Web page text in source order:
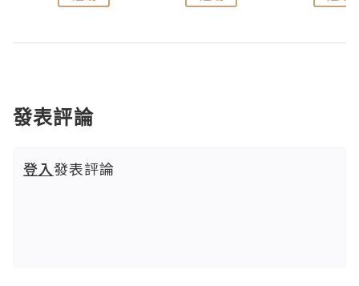
發表評論
登入發表評論